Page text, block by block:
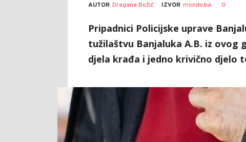
AUTOR Dragana Božić IZVOR mondo.ba 0
Pripadnici Policijske uprave
tužilaštvu Banjaluka A.B. iz ovog
djela krađa i jedno krivično djelo